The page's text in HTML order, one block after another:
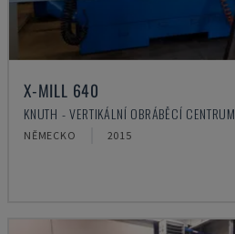
X-MILL 640
KNUTH - VERTIKÁLNÍ OBRÁBĚCÍ CENTRUM
NĚMECKO 2015